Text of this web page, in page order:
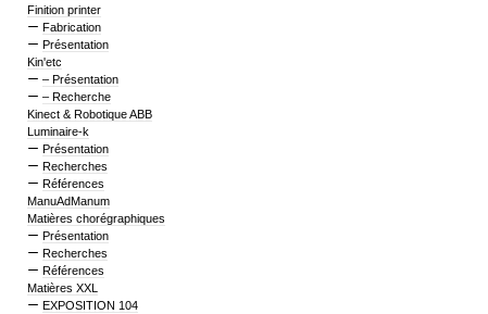
Finition printer
Fabrication
Présentation
Kin'etc
– Présentation
– Recherche
Kinect & Robotique ABB
Luminaire-k
Présentation
Recherches
Références
ManuAdManum
Matières chorégraphiques
Présentation
Recherches
Références
Matières XXL
EXPOSITION 104